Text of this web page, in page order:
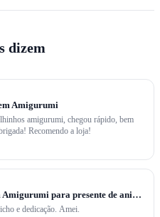
dizem
Amigurumi
amigurumi, chegou rápido, bem
Recomendo a loja!
Casal de Ursinhos em Amigurumi para presente de aniversário.
e dedicação. Amei.